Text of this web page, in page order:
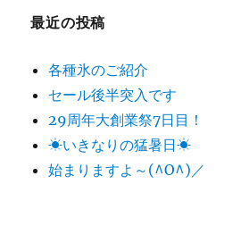
最近の投稿
各種氷のご紹介
セール後半突入です
29周年大創業祭7日目！
☀いきなりの猛暑日☀
始まりますよ～(^O^)／